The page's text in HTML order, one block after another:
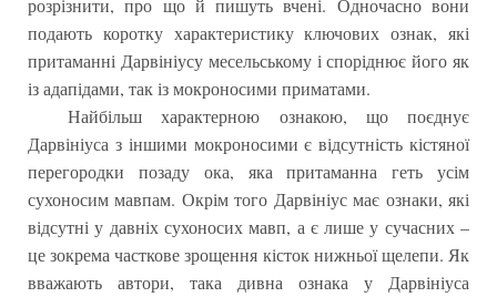
розрізнити, про що й пишуть вчені. Одночасно вони
подають коротку характеристику ключових ознак, які
притаманні Дарвініусу месельському і споріднює його як
із адапідами, так із мокроносими приматами.
Найбільш характерною ознакою, що поєднує
Дарвініуса з іншими мокроносими є відсутність кістяної
перегородки позаду ока, яка притаманна геть усім
сухоносим мавпам. Окрім того Дарвініус має ознаки, які
відсутні у давніх сухоносих мавп, а є лише у сучасних –
це зокрема часткове зрощення кісток нижньої щелепи. Як
вважають автори, така дивна ознака у Дарвініуса